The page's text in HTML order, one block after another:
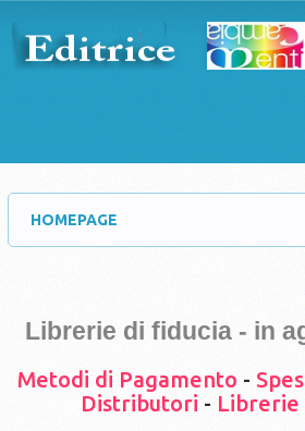
HOMEPAGE
Librerie di fiducia - in
Metodi di Pagamento -
Distributori - Librerie